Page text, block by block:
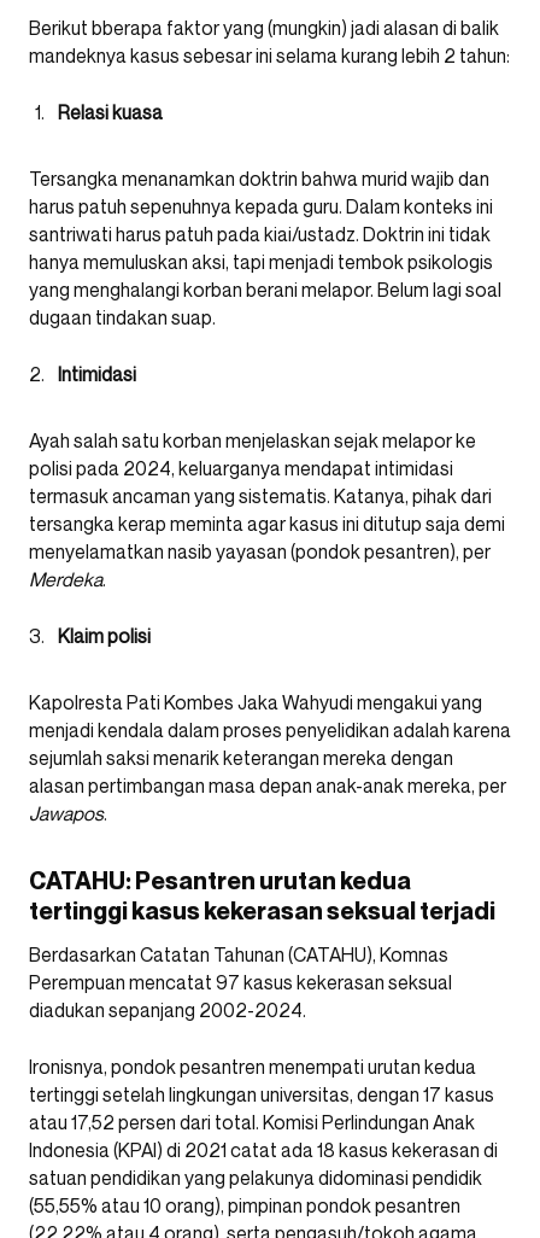
Berikut bberapa faktor yang (mungkin) jadi alasan di balik
mandeknya kasus sebesar ini selama kurang lebih 2 tahun:
Relasi kuasa
Tersangka menanamkan doktrin bahwa murid wajib dan
harus patuh sepenuhnya kepada guru. Dalam konteks ini
santriwati harus patuh pada kiai/ustadz. Doktrin ini tidak
hanya memuluskan aksi, tapi menjadi tembok psikologis
yang menghalangi korban berani melapor. Belum lagi soal
dugaan tindakan suap.
Intimidasi
Ayah salah satu korban menjelaskan sejak melapor ke
polisi pada 2024, keluarganya mendapat intimidasi
termasuk ancaman yang sistematis. Katanya, pihak dari
tersangka kerap meminta agar kasus ini ditutup saja demi
menyelamatkan nasib yayasan (pondok pesantren), per
Merdeka.
Klaim polisi
Kapolresta Pati Kombes Jaka Wahyudi mengakui yang
menjadi kendala dalam proses penyelidikan adalah karena
sejumlah saksi menarik keterangan mereka dengan
alasan pertimbangan masa depan anak-anak mereka, per
Jawapos.
CATAHU: Pesantren urutan kedua
tertinggi kasus kekerasan seksual terjadi
Berdasarkan Catatan Tahunan (CATAHU), Komnas
Perempuan mencatat 97 kasus kekerasan seksual
diadukan sepanjang 2002-2024.
Ironisnya, pondok pesantren menempati urutan kedua
tertinggi setelah lingkungan universitas, dengan 17 kasus
atau 17,52 persen dari total. Komisi Perlindungan Anak
Indonesia (KPAI) di 2021 catat ada 18 kasus kekerasan di
satuan pendidikan yang pelakunya didominasi pendidik
(55,55% atau 10 orang), pimpinan pondok pesantren
(22,22% atau 4 orang), serta pengasuh/tokoh agama